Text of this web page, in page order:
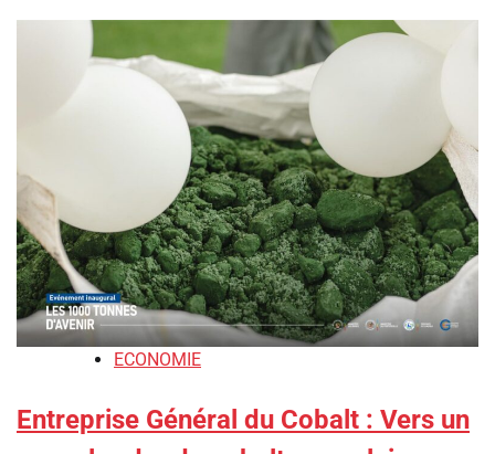
ECONOMIE
Entreprise Général du Cobalt : Vers un